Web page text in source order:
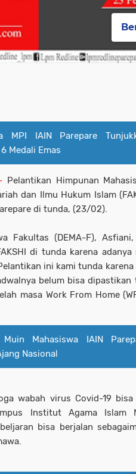
MPI IAIN Parepare
Medali Emas
Pelantikan Himpunan
dan Ilmu Hukum Islam
di tunda, (23/02).
Fakultas (DEMA-F),
di tunda karena
ini kami tunda
belum bisa dipastikan
masa Work From Home
Muin Mahasiswa IAIN
Nasional
wabah virus Covid-19
Institut Agama Islam
bisa berjalan